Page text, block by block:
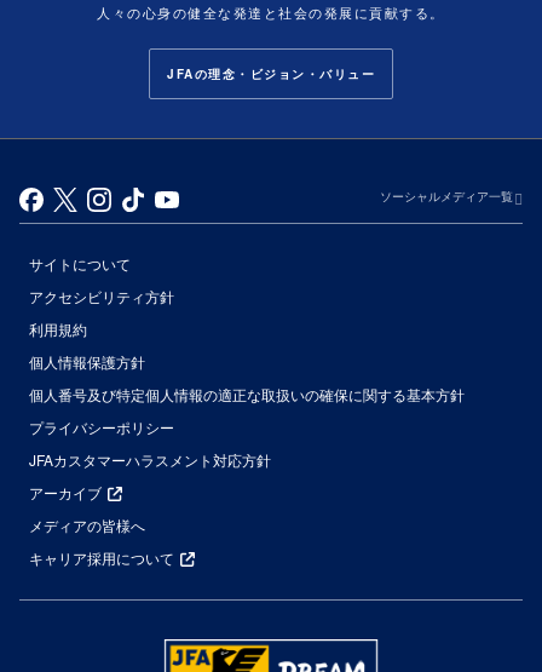
人々の心身の健全な発達と社会の発展に貢献する。
JFAの理念・ビジョン・バリュー
ソーシャルメディア一覧
サイトについて
アクセシビリティ方針
利用規約
個人情報保護方針
個人番号及び特定個人情報の適正な取扱いの確保に関する基本方針
プライバシーポリシー
JFAカスタマーハラスメント対応方針
アーカイブ
メディアの皆様へ
キャリア採用について